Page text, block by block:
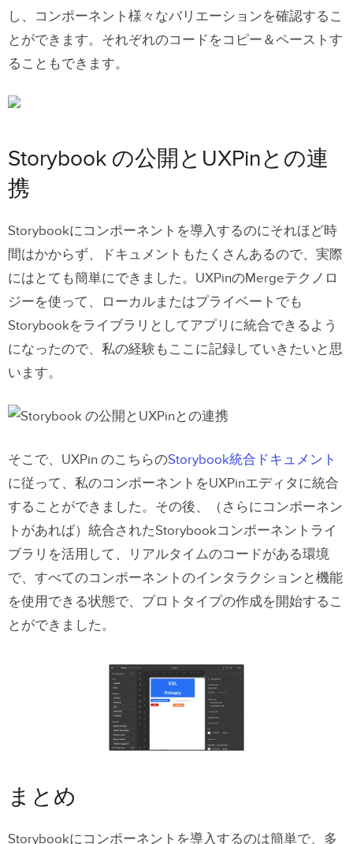
し、コンポーネント様々なバリエーションを確認するこ
とができます。それぞれのコードをコピー＆ペーストす
ることもできます。
Storybook の公開とUXPinとの連
携
Storybookにコンポーネントを導入するのにそれほど時
間はかからず、ドキュメントもたくさんあるので、実際
にはとても簡単にできました。UXPinのMergeテクノロ
ジーを使って、ローカルまたはプライベートでも
Storybookをライブラリとしてアプリに統合できるよう
になったので、私の経験もここに記録していきたいと思
います。
そこで、UXPin のこちらのStorybook統合ドキュメント
に従って、私のコンポーネントをUXPinエディタに統合
することができました。その後、（さらにコンポーネン
トがあれば）統合されたStorybookコンポーネントライ
ブラリを活用して、リアルタイムのコードがある環境
で、すべてのコンポーネントのインタラクションと機能
を使用できる状態で、プロトタイプの作成を開始するこ
とができました。
まとめ
Storybookにコンポーネントを導入するのは簡単で、多